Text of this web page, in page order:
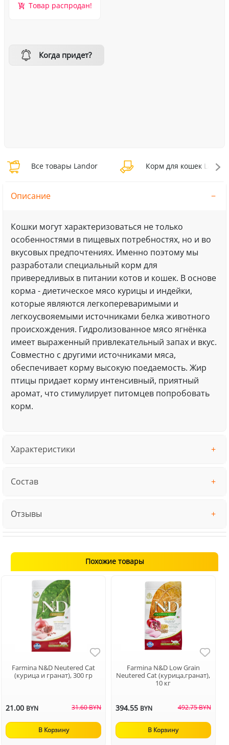
Товар распродан!
Когда придет?
Все товары Landor Корм для кошек Landor
Описание
Кошки могут характеризоваться не только
особенностями в пищевых потребностях, но и во
вкусовых предпочтениях. Именно поэтому мы
разработали специальный корм для
привередливых в питании котов и кошек. В основе
корма - диетическое мясо курицы и индейки,
которые являются легкопереваримыми и
легкоусвояемыми источниками белка животного
происхождения. Гидролизованное мясо ягнёнка
имеет выраженный привлекательный запах и вкус.
Совместно с другими источниками мяса,
обеспечивает корму высокую поедаемость. Жир
птицы придает корму интенсивный, приятный
аромат, что стимулирует питомцев попробовать
корм.
Характеристики
Состав
Отзывы
Похожие товары
Farmina N&D Neutered Cat
(курица и гранат), 300 гр
21.00 BYN 31.60 BYN
В Корзину
Farmina N&D Low Grain
Neutered Cat (курица,гранат),
10 кг
394.55 BYN 492.75 BYN
В Корзину